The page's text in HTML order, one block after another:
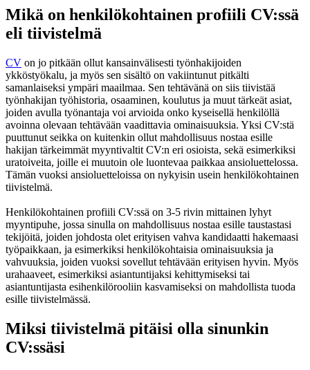
Mikä on henkilökohtainen profiili CV:ssä
eli tiivistelmä
CV on jo pitkään ollut kansainvälisesti työnhakijoiden
ykköstyökalu, ja myös sen sisältö on vakiintunut pitkälti
samanlaiseksi ympäri maailmaa. Sen tehtävänä on siis tiivistää
työnhakijan työhistoria, osaaminen, koulutus ja muut tärkeät asiat,
joiden avulla työnantaja voi arvioida onko kyseisellä henkilöllä
avoinna olevaan tehtävään vaadittavia ominaisuuksia. Yksi CV:stä
puuttunut seikka on kuitenkin ollut mahdollisuus nostaa esille
hakijan tärkeimmät myyntivaltit CV:n eri osioista, sekä esimerkiksi
uratoiveita, joille ei muutoin ole luontevaa paikkaa ansioluettelossa.
Tämän vuoksi ansioluetteloissa on nykyisin usein henkilökohtainen
tiivistelmä.
Henkilökohtainen profiili CV:ssä on 3-5 rivin mittainen lyhyt
myyntipuhe, jossa sinulla on mahdollisuus nostaa esille taustastasi
tekijöitä, joiden johdosta olet erityisen vahva kandidaatti hakemaasi
työpaikkaan, ja esimerkiksi henkilökohtaisia ominaisuuksia ja
vahvuuksia, joiden vuoksi sovellut tehtävään erityisen hyvin. Myös
urahaaveet, esimerkiksi asiantuntijaksi kehittymiseksi tai
asiantuntijasta esihenkilörooliin kasvamiseksi on mahdollista tuoda
esille tiivistelmässä.
Miksi tiivistelmä pitäisi olla sinunkin
CV:ssäsi